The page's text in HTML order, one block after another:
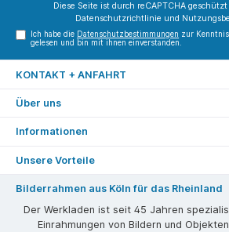
Diese Seite ist durch reCAPTCHA
Datenschutzrichtlinie und
Ich habe die Datenschutzbestimmungen zur
gelesen und bin mit ihnen einverstanden.
KONTAKT + ANFAHRT
Über uns
Informationen
Unsere Vorteile
Bilderrahmen aus Köln für das Rheinland
Der Werkladen ist seit 45 Jahren
Einrahmungen von Bildern und